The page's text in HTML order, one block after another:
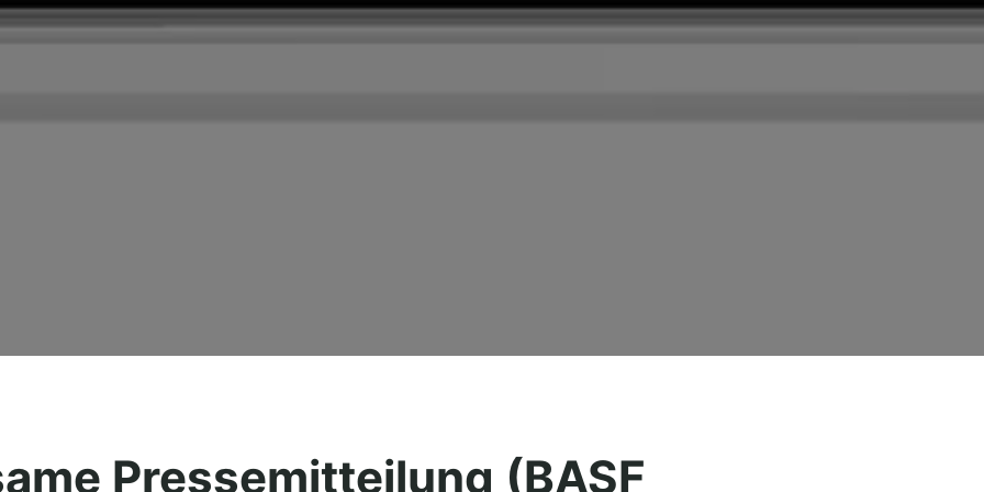
Pressemitteilung (BASF